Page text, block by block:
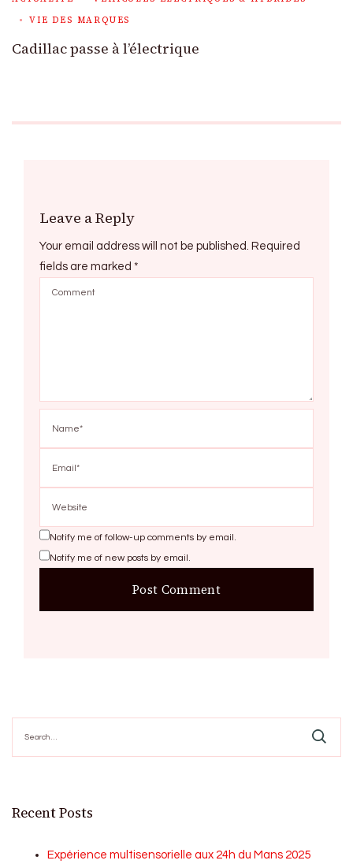
VIE DES MARQUES
Cadillac passe à l’électrique
Leave a Reply
Your email address will not be published.
Required
fields are marked *
Notify me of follow-up comments by email.
Notify me of new posts by email.
for:
Recent Posts
Expérience multisensorielle aux 24h du Mans 2025